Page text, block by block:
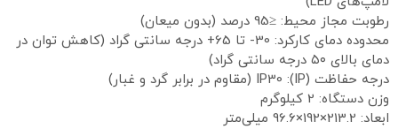
رطوبت مجاز محیط: ≤95 درصد (بدون میعان)
محدوده دمای کارکرد: 30- تا 65+ درجه سانتی گراد (کاهش توان در
دمای بالای ۵۰ درجه سانتی گراد)
درجه حفاظت (IP): IP30 (مقاوم در برابر گرد و غبار)
وزن دستگاه: 2 کیلوگرم
ابعاد: 213.2×192×96.6 میلی‌متر